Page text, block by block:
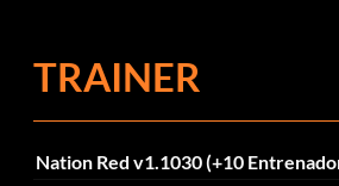
TRAINER
Nation Red v1.1030 (+10